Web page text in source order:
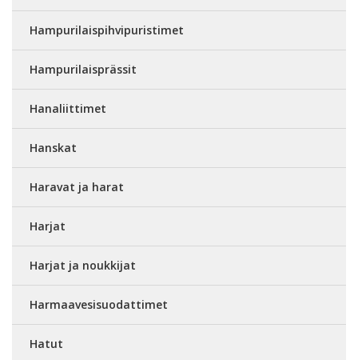
Hampurilaispihvipuristimet
Hampurilaisprässit
Hanaliittimet
Hanskat
Haravat ja harat
Harjat
Harjat ja noukkijat
Harmaavesisuodattimet
Hatut